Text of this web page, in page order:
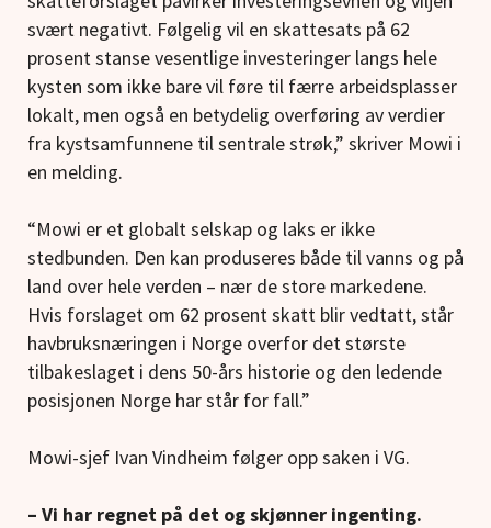
svært negativt. Følgelig vil en skattesats på 62
prosent stanse vesentlige investeringer langs hele
kysten som ikke bare vil føre til færre arbeidsplasser
lokalt, men også en betydelig overføring av verdier
fra kystsamfunnene til sentrale strøk,” skriver Mowi i
en melding.
“Mowi er et globalt selskap og laks er ikke
stedbunden. Den kan produseres både til vanns og på
land over hele verden – nær de store markedene.
Hvis forslaget om 62 prosent skatt blir vedtatt, står
havbruksnæringen i Norge overfor det største
tilbakeslaget i dens 50-års historie og den ledende
posisjonen Norge har står for fall.”
Mowi-sjef Ivan Vindheim følger opp saken i VG.
– Vi har regnet på det og skjønner ingenting.